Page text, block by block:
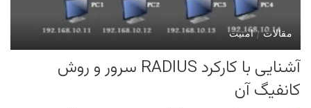
مقالات امنیت
آشنایی با کارکرد RADIUS سرور و روش
کانفیگ آن